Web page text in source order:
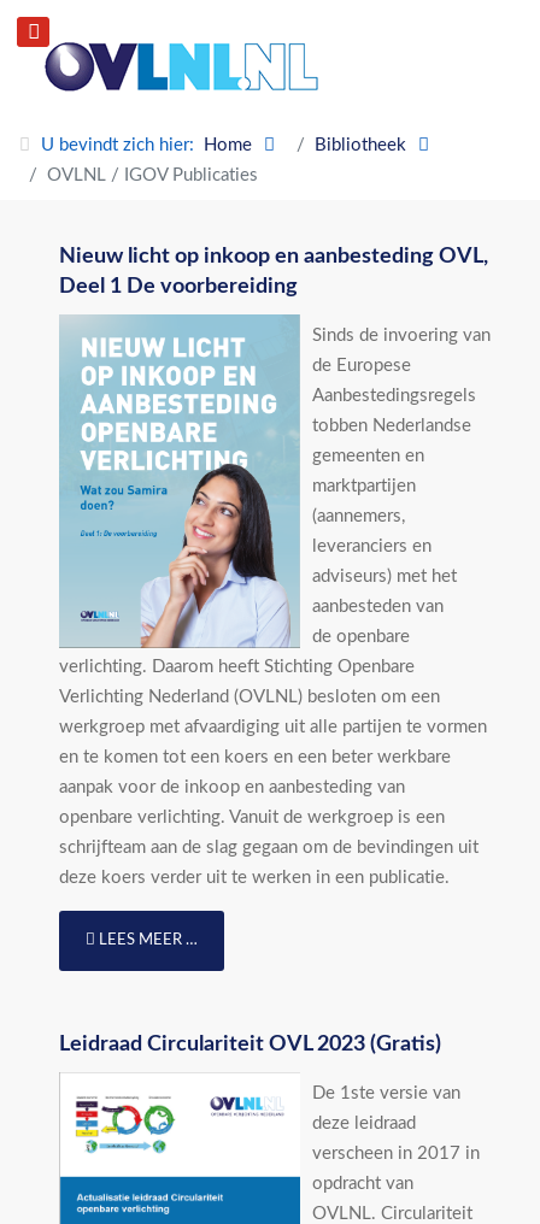
U bevindt zich hier: Home
Bibliotheek
OVLNL / IGOV Publicaties
Nieuw licht op inkoop en aanbesteding OVL,
Deel 1 De voorbereiding
Sinds de invoering van
de Europese
Aanbestedingsregels
tobben Nederlandse
gemeenten en
marktpartijen
(aannemers,
leveranciers en
adviseurs) met het
aanbesteden van
de openbare
verlichting. Daarom heeft Stichting Openbare
Verlichting Nederland (OVLNL) besloten om een
werkgroep met afvaardiging uit alle partijen te vormen
en te komen tot een koers en een beter werkbare
aanpak voor de inkoop en aanbesteding van
openbare verlichting. Vanuit de werkgroep is een
schrijfteam aan de slag gegaan om de bevindingen uit
deze koers verder uit te werken in een publicatie.
LEES MEER …
Leidraad Circulariteit OVL 2023 (Gratis)
De 1ste versie van
deze leidraad
verscheen in 2017 in
opdracht van
OVLNL. Circulariteit